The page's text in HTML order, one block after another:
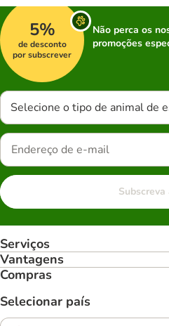
5%
de desconto
por subscrever
Não perca os
promoções
Selecione o tipo de animal de
Subscreva
Serviços
Vantagens
Compras
Selecionar país